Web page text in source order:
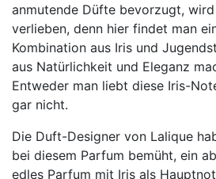
anmutende Düfte bevorzugt,
verlieben, denn hier findet man
Kombination aus Iris und
aus Natürlichkeit und Eleganz
Entweder man liebt diese Iris-
gar nicht.
Die Duft-Designer von Lalique
bei diesem Parfum bemüht, ein
edles Parfum mit Iris als